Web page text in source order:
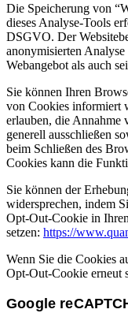
Die Speicherung von
dieses Analyse-Tools
DSGVO. Der
anonymisierten
Webangebot als auch
Sie können Ihren
von Cookies informiert
erlauben, die Annahme
generell ausschließen
beim Schließen des
Cookies kann die
Sie können der
widersprechen, indem
Opt-Out-Cookie in
setzen: https://
Wenn Sie die Cookies
Opt-Out-Cookie erneut
Google